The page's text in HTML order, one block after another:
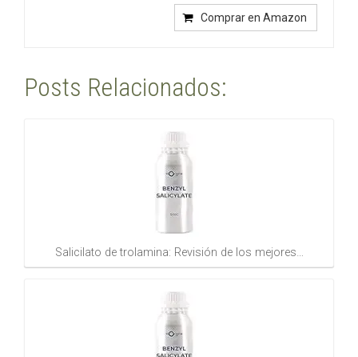
Comprar en Amazon
Posts Relacionados:
Salicilato de trolamina: Revisión de los mejores…